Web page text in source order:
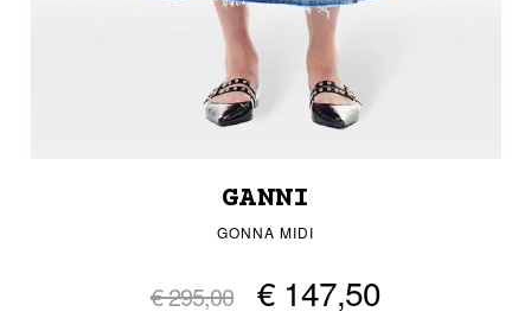
GANNI
GONNA MIDI
€ 295,00 € 147,50